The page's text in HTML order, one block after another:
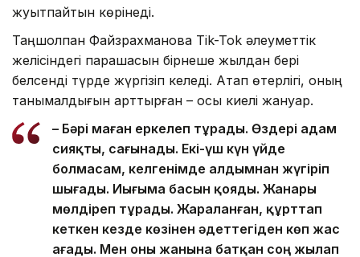
жуытпайтын көрінеді.
Таңшолпан Файзрахманова Tik-Tok әлеуметтік
желісіндегі парақшасын бірнеше жылдан бері
белсенді түрде жүргізіп келеді. Атап өтерлігі, оның
танымалдығын арттырған – осы киелі жануар.
– Бәрі маған еркелеп тұрады. Өздері адам
сияқты, сағынады. Екі-үш күн үйде
болмасам, келгенімде алдымнан жүгіріп
шығады. Иығыма басын қояды. Жанары
мөлдіреп тұрады. Жараланған, құрттап
кеткен кезде көзінен әдеттегіден көп жас
ағады. Мен оны жанына батқан соң жылап